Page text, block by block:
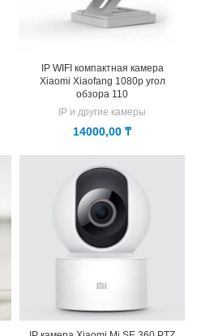
IP WIFI компактная камера
Xiaomi Xiaofang 1080p угол
обзора 110
IP и другие камеры
14000,00 ₸